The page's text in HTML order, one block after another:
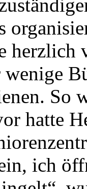
herzlich
So
hatte
ich